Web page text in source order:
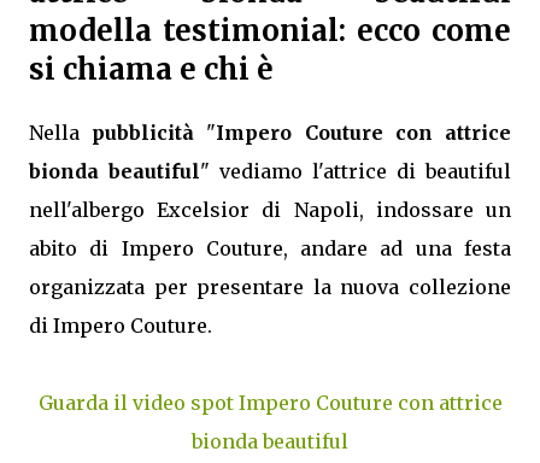
modella testimonial: ecco come
si chiama e chi è
Nella pubblicità "Impero Couture con attrice
bionda beautiful" vediamo l'attrice di beautiful
nell'albergo Excelsior di Napoli, indossare un
abito di Impero Couture, andare ad una festa
organizzata per presentare la nuova collezione
di Impero Couture.
Guarda il video spot Impero Couture con attrice
bionda beautiful